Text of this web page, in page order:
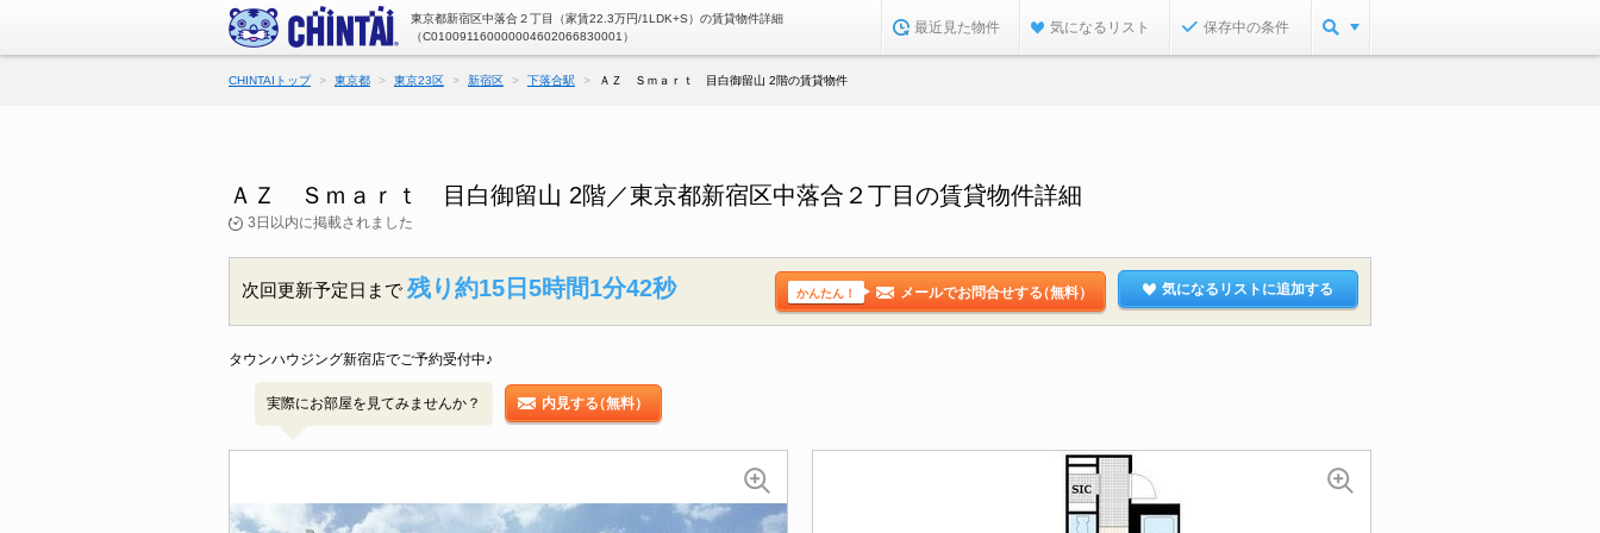
東京都新宿区中落合２丁目（家賃22.3万円/1LDK+S）の賃貸物件詳細
（C010091160000004602066830001）
最近見た物件 気になるリスト 保存中の条件
CHINTAIトップ 東京都 東京23区 新宿区 下落合駅 ＡＺ Ｓｍａｒｔ 目白御留山 2階の賃貸物件
ＡＺ Ｓｍａｒｔ 目白御留山 2階／東京都新宿区中落合２丁目の賃貸物件詳細
3日以内に掲載されました
次回更新予定日まで 残り約15日5時間1分41秒 かんたん！ メールでお問合せする（無料） 気になるリストに追加する
タウンハウジング新宿店でご予約受付中♪
実際にお部屋を見てみませんか？ 内見する（無料）